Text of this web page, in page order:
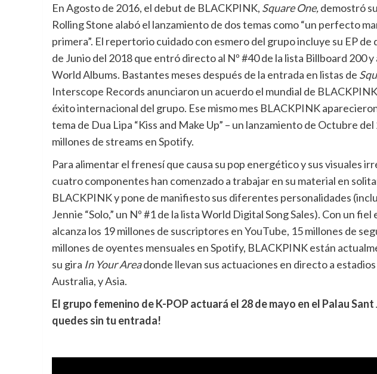
En Agosto de 2016, el debut de BLACKPINK, Square One,demostró
Rolling Stone alabó el lanzamiento de dos temas como “un perfecto
primera”. El repertorio cuidado con esmero del grupo incluye su EP de
de Junio del 2018 que entró directo al Nº #40 de la lista Billboard 200
World Albums. Bastantes meses después de la entrada en listas de
Interscope Records anunciaron un acuerdo el mundial de
éxito internacional del grupo. Ese mismo mes BLACKPINK
tema de Dua Lipa “Kiss and Make Up” – un lanzamiento de Octubre
millones de streams en Spotify.
Para alimentar el frenesí que causa su pop energético y sus visuales
cuatro componentes han comenzado a trabajar en su material en
BLACKPINK y pone de manifiesto sus diferentes personalidades
Jennie “Solo,” un Nº #1 de la lista World Digital Song Sales). Con un
alcanza los 19 millones de suscriptores en YouTube, 15 millones de
millones de oyentes mensuales en Spotify, BLACKPINK están
su gira In Your Areadonde llevan sus actuaciones en directo a
Australia, y Asia.
El grupo femenino de K-POP actuará el 28 de mayo en el Palau
quedes sin tu entrada!